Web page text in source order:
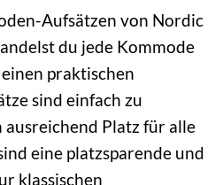
Aufsätzen von Nordic
du jede Kommode
praktischen
sind einfach zu
Platz für alle
eine platzsparende und
klassischen